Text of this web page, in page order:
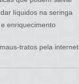
líquidos na seringa
enriquecimento
tratos pela internet